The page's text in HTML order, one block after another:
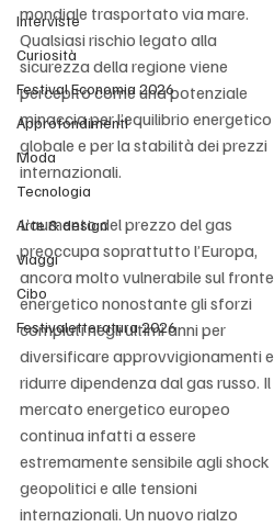
Interviste
Curiosità
Festival Economia 2026
Approfondimenti
Moda
Tecnologia
Arte & design
Viaggi
Cibo
Festivaletteratura 2026
mondiale trasportato via mare.
Qualsiasi rischio legato alla
sicurezza della regione viene
percepito come una potenziale
minaccia per l’equilibrio energetico
globale e per la stabilità dei prezzi
internazionali.
L’aumento del prezzo del gas
preoccupa soprattutto l’Europa,
ancora molto vulnerabile sul fronte
energetico nonostante gli sforzi
compiuti negli ultimi anni per
diversificare approvvigionamenti e
ridurre dipendenza dal gas russo. Il
mercato energetico europeo
continua infatti a essere
estremamente sensibile agli shock
geopolitici e alle tensioni
internazionali. Un nuovo rialzo